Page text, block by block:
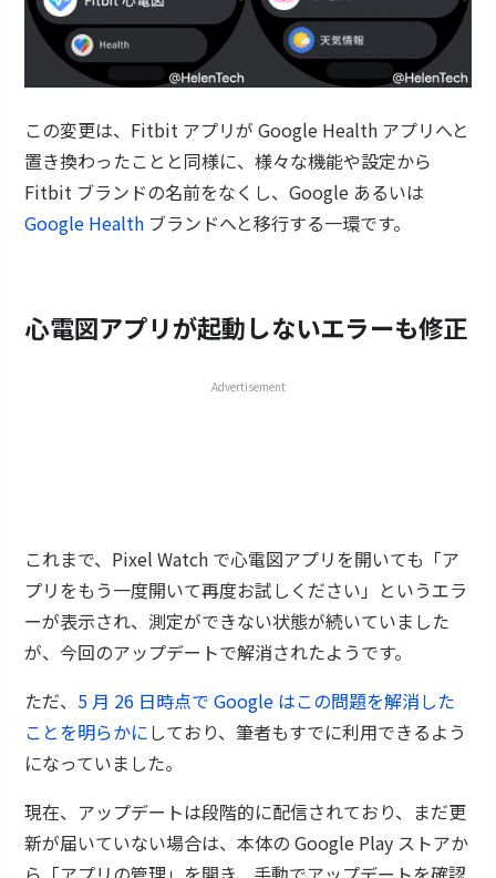
この変更は、Fitbit アプリが Google Health アプリへと
置き換わったことと同様に、様々な機能や設定から
Fitbit ブランドの名前をなくし、Google あるいは
Google Health ブランドへと移行する一環です。
心電図アプリが起動しないエラーも修正
Advertisement
これまで、Pixel Watch で心電図アプリを開いても「ア
プリをもう一度開いて再度お試しください」というエラ
ーが表示され、測定ができない状態が続いていました
が、今回のアップデートで解消されたようです。
ただ、 5 月 26 日時点で Google はこの問題を解消した
ことを明らかにしており、筆者もすでに利用できるよう
になっていました。
現在、アップデートは段階的に配信されており、まだ更
新が届いていない場合は、本体の Google Play ストアか